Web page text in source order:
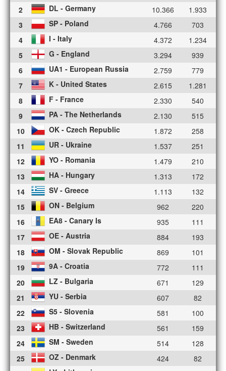
2
DL - Germany 10.366
1.933
3
SP - Poland 4.766
703
4
I - Italy 4.372
1.234
5
G - England 3.294
939
6
UA1 - European Russia 2.759
779
7
K - United States 2.615
1.281
8
F - France 2.330
540
9
PA - The Netherlands 2.130
515
10
OK - Czech Republic 1.872
258
11
UR - Ukraine 1.537
251
12
YO - Romania 1.479
210
13
HA - Hungary 1.313
172
14
SV - Greece 1.113
132
15
ON - Belgium 962
220
16
EA8 - Canary Is 935
111
17
OE - Austria 884
193
18
OM - Slovak Republic 869
101
19
9A - Croatia 772
111
20
LZ - Bulgaria 671
129
21
YU - Serbia 607
82
22
S5 - Slovenia 581
100
23
HB - Switzerland 561
159
24
SM - Sweden 514
128
25
OZ - Denmark 424
82